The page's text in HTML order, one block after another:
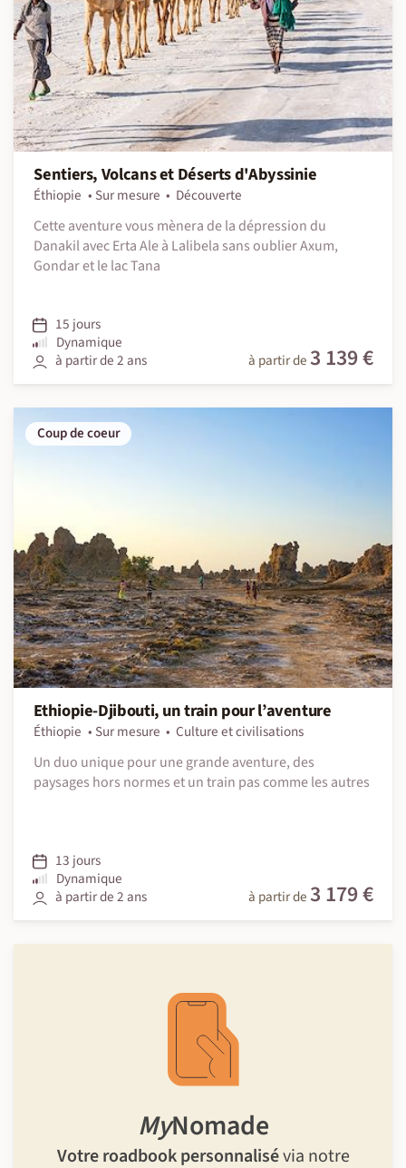
Sentiers, Volcans et Déserts d'Abyssinie
Éthiopie Sur mesure
Découverte
Cette aventure vous mènera de la dépression du
Danakil avec Erta Ale à Lalibela sans oublier Axum,
Gondar et le lac Tana
15 jours
Dynamique
à partir de 2 ans
à partir de 3 139 €
Coup de coeur
Ethiopie-Djibouti, un train pour l’aventure
Éthiopie Sur mesure
Culture et civilisations
Un duo unique pour une grande aventure, des
paysages hors normes et un train pas comme les autres
13 jours
Dynamique
à partir de 2 ans
à partir de 3 179 €
MyNomade
Votre roadbook personnalisévia notre